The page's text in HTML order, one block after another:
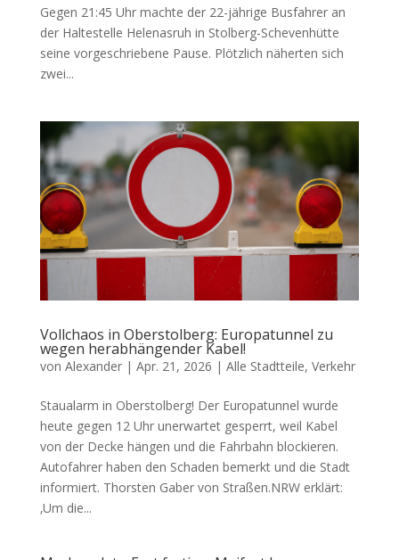
Gegen 21:45 Uhr machte der 22-jährige Busfahrer an
der Haltestelle Helenasruh in Stolberg-Schevenhütte
seine vorgeschriebene Pause. Plötzlich näherten sich
zwei...
Vollchaos in Oberstolberg: Europatunnel zu
wegen herabhängender Kabel!
von Alexander| Apr. 21, 2026 | Alle Stadtteile, Verkehr
Staualarm in Oberstolberg! Der Europatunnel wurde
heute gegen 12 Uhr unerwartet gesperrt, weil Kabel
von der Decke hängen und die Fahrbahn blockieren.
Autofahrer haben den Schaden bemerkt und die Stadt
informiert. Thorsten Gaber von Straßen.NRW erklärt:
‚Um die...